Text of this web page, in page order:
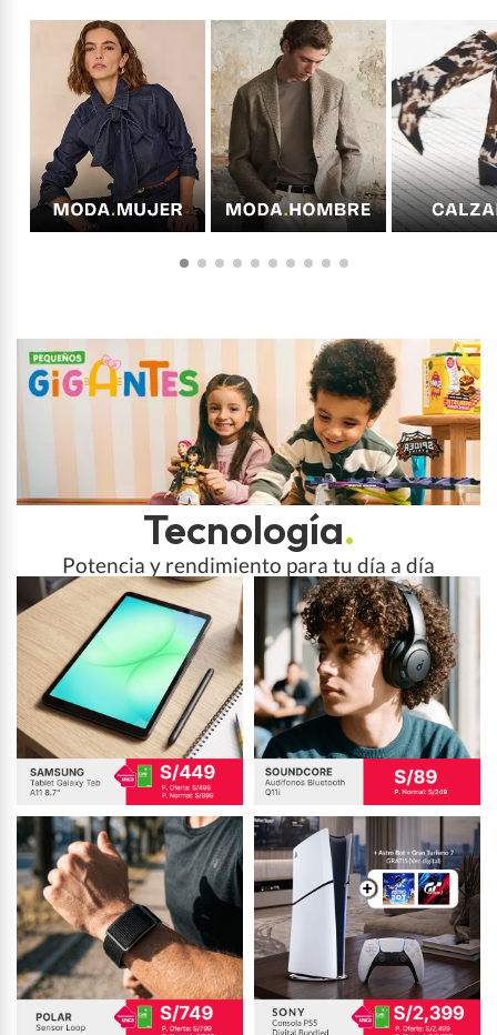
Tecnología.
Potencia y rendimiento para tu día a día